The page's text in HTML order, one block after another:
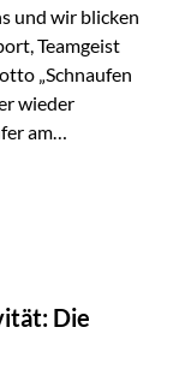
und wir blicken
Teamgeist
„Schnaufen
wieder
am
erbringen. Mit
vor eine
Die